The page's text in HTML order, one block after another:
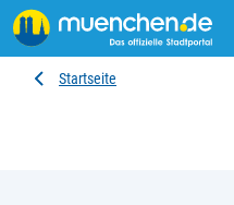
Startseite